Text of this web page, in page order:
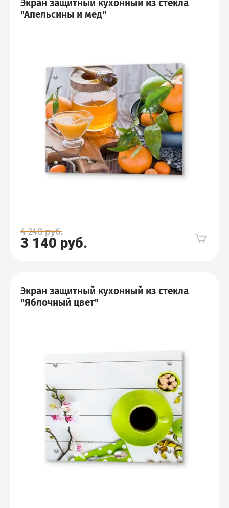
Экран защитный кухонный из стекла
"Апельсины и мед"
4 240руб.
3 140 руб.
Экран защитный кухонный из стекла
"Яблочный цвет"